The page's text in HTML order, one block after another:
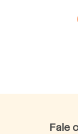
Fale